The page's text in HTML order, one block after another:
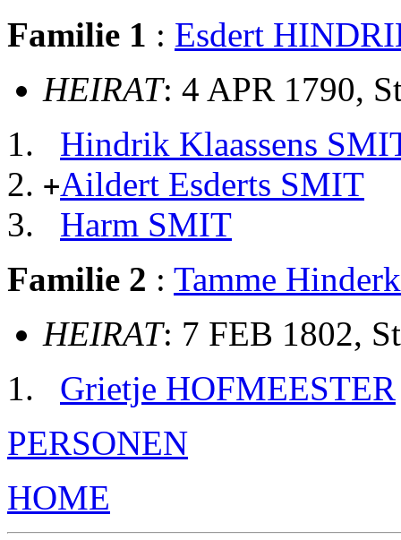
Familie 1 : Esdert
HEIRAT: 4 APR 1790,
Hindrik Klaassens
+Aildert Esderts SMIT
Harm SMIT
Familie 2 : Tamme
HEIRAT: 7 FEB 1802,
Grietje HOFMEESTER
PERSONEN
HOME